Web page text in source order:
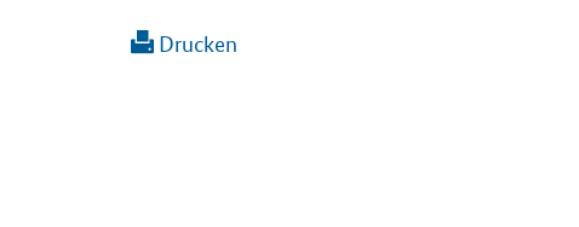
Drucken